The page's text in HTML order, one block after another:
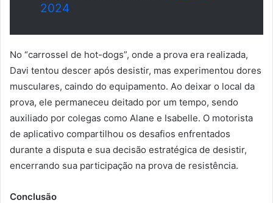
2024
No “carrossel de hot-dogs”, onde a prova era realizada,
Davi tentou descer após desistir, mas experimentou dores
musculares, caindo do equipamento. Ao deixar o local da
prova, ele permaneceu deitado por um tempo, sendo
auxiliado por colegas como Alane e Isabelle. O motorista
de aplicativo compartilhou os desafios enfrentados
durante a disputa e sua decisão estratégica de desistir,
encerrando sua participação na prova de resistência.
Conclusão